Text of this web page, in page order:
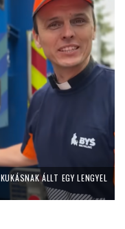
ÁLLT EGY LENGYEL